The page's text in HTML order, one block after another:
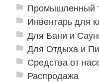
Промышленный
Инвентарь для
Для Бани и
Для Отдыха и
Средства от
Распродажа